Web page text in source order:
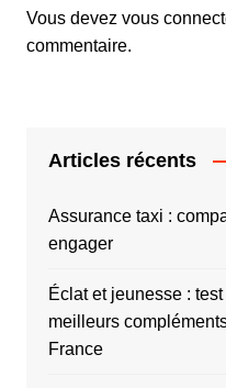
Vous devez vous
commentaire.
Articles récents
Assurance taxi :
engager
Éclat et jeunesse :
meilleurs
France